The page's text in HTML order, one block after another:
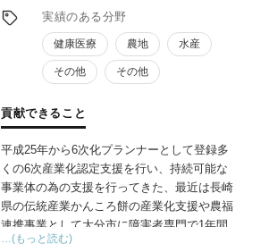
実績のある分野
健康医療 農地 水産
その他 その他
貢献できること
平成25年から6次化プランナーとして登録多
くの6次産業化認定支援を行い、持続可能な
事業体の為の支援を行ってきた、最近は長崎
県の伝統産業かんころ餅の産業化支援や農福
連携事業として大分市に障害者専門で1年間
学べる農業系就農技術支援施設開設の支援や
…(もっと読む)